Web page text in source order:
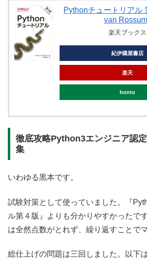
Pythonチュートリアル
van
楽天ブックス
紀伊國屋書店
楽天
honto
徹底攻略Python3エンジニア認
集
いわゆる黒本です。
試験対策として使っていました。『
ル第４版』よりも分かりやすかったで
は全然点数がとれず、繰り返すことで
総仕上げの問題は三回しました。以下